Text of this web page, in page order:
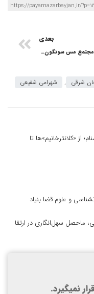
https://payamazarbayjan.ir/
بعدی
تجلیل از مجتمع مس سونگون در همایش هفته معدن تبریز
شرقی , شهرامی شفیعی
از «کلانترخانیم»ها تا
و علوم قضا بنیاد
ماحصل سهل‌انگاری در ارتقا
نمیگیرد.